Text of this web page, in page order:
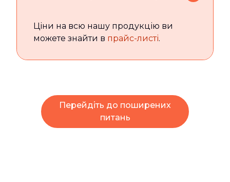
Ціни на всю нашу продукцію ви
можете знайти в прайс-листі.
Перейдіть до поширених
питань